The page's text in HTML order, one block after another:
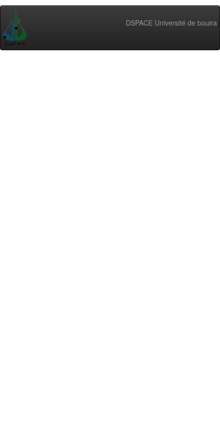
DSPACE Université de bouira